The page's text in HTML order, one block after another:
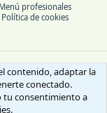
Menú profesionales
Política de cookies
contenido, adaptar la
conectado.
tu consentimiento a